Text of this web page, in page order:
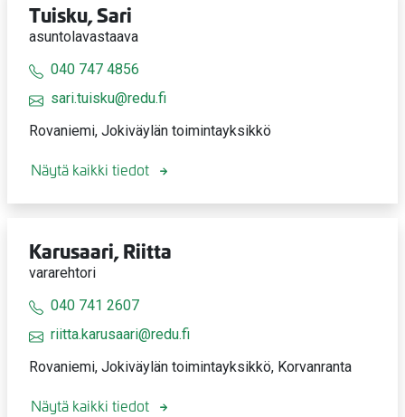
Tuisku, Sari
asuntolavastaava
040 747 4856
sari.tuisku@redu.fi
Rovaniemi, Jokiväylän toimintayksikkö
Näytä kaikki tiedot
Karusaari, Riitta
vararehtori
040 741 2607
riitta.karusaari@redu.fi
Rovaniemi, Jokiväylän toimintayksikkö, Korvanranta
Näytä kaikki tiedot